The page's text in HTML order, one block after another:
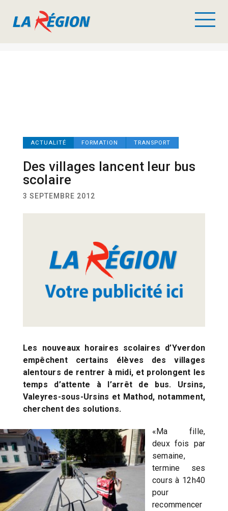
ACTUALITÉ FORMATION TRANSPORT
Des villages lancent leur bus
scolaire
3 SEPTEMBRE 2012
Les nouveaux horaires scolaires d’Yverdon
empêchent certains élèves des villages
alentours de rentrer à midi, et prolongent les
temps d’attente à l’arrêt de bus. Ursins,
Valeyres-sous-Ursins et Mathod, notamment,
cherchent des solutions.
«Ma fille,
deux fois par
semaine,
termine ses
cours à 12h40
pour
recommencer